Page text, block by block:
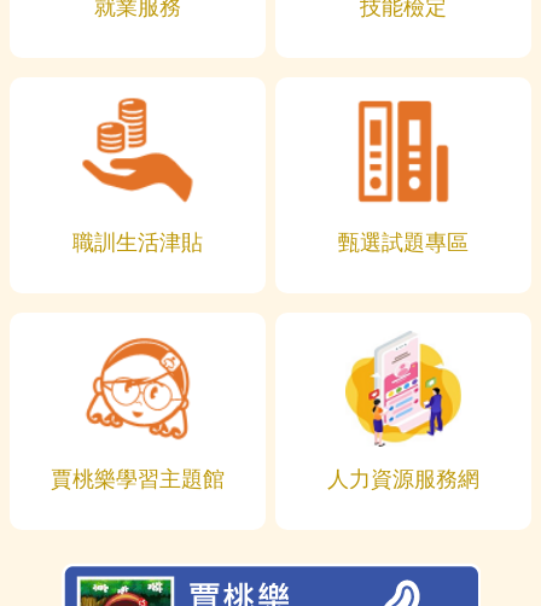
就業服務 技能檢定
職訓生活津貼 甄選試題專區
賈桃樂學習主題館 人力資源服務網